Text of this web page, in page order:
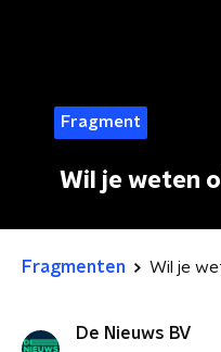
Fragment
Wil je weten
Fragmenten Wil je
De Nieuws BV